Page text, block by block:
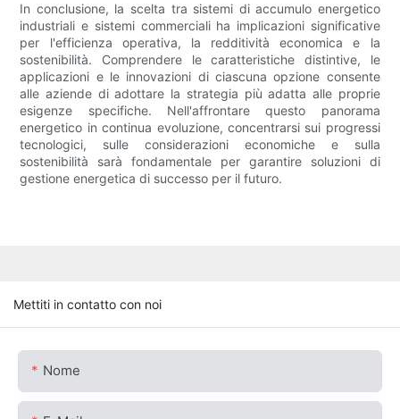
In conclusione, la scelta tra sistemi di accumulo energetico
industriali e sistemi commerciali ha implicazioni significative
per l'efficienza operativa, la redditività economica e la
sostenibilità. Comprendere le caratteristiche distintive, le
applicazioni e le innovazioni di ciascuna opzione consente
alle aziende di adottare la strategia più adatta alle proprie
esigenze specifiche. Nell'affrontare questo panorama
energetico in continua evoluzione, concentrarsi sui progressi
tecnologici, sulle considerazioni economiche e sulla
sostenibilità sarà fondamentale per garantire soluzioni di
gestione energetica di successo per il futuro.
Mettiti in contatto con noi
Nome